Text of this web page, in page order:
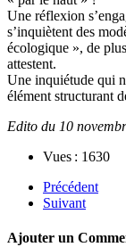
Une réflexion
s’inquiètent des
écologique », de
attestent.
Une inquiétude qui
élément structurant
Edito du 10
Vues : 1630
Précédent
Suivant
Ajouter un